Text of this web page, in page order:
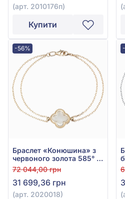
(арт. 2010176п)
Купити
-56%
Браслет «Конюшина» з
червоного золота 585° з
перламутром, арт.
2020018
72 044,00 грн
31 699,36 грн
(арт. 2020018)